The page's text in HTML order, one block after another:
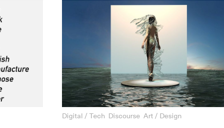
Digital / Tech Discourse Art / Design